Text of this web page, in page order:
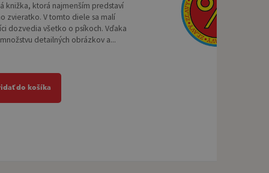
knižka, ktorá najmenším predstaví
zvieratko. V tomto diele sa malí
dozvedia všetko o psíkoch. Vďaka
detailných obrázkov a...
do košíka